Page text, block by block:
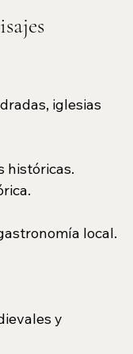
iglesias
históricas.
local.
y